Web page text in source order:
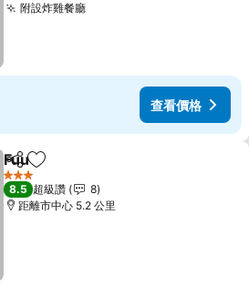
附設炸雞餐廳查看價格
查看價格
分享 加入我的最愛
Fuu
3 星級
8.5 超級讚
8
距離市中心 5.2 公里